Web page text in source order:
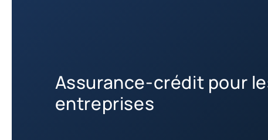
Assurance-crédit pour
entreprises